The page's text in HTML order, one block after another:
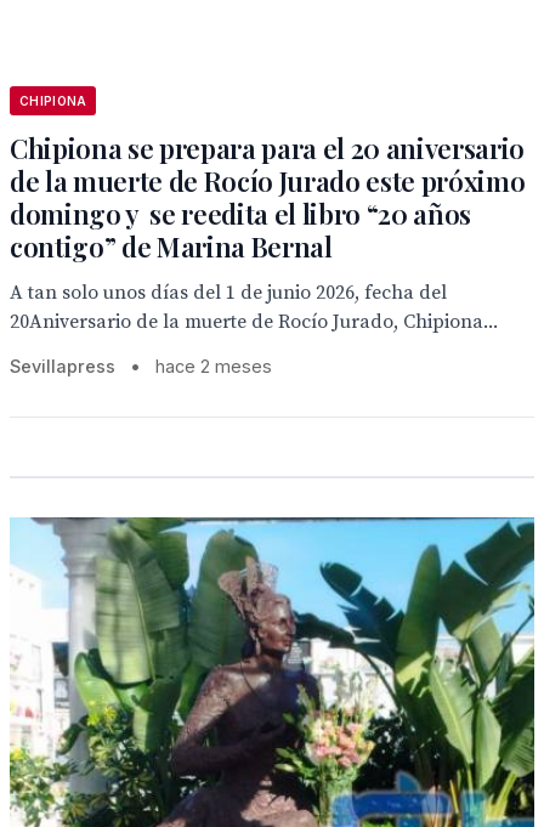
CHIPIONA
Chipiona se prepara para el 20 aniversario
de la muerte de Rocío Jurado este próximo
domingo y se reedita el libro “20 años
contigo” de Marina Bernal
A tan solo unos días del 1 de junio 2026, fecha del
20Aniversario de la muerte de Rocío Jurado, Chipiona...
Sevillapress • hace 2 meses